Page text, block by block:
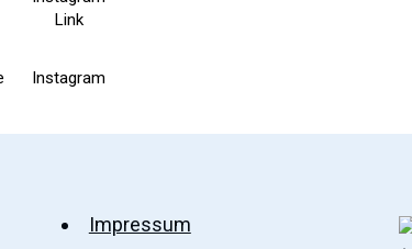
Instagram
Impressum